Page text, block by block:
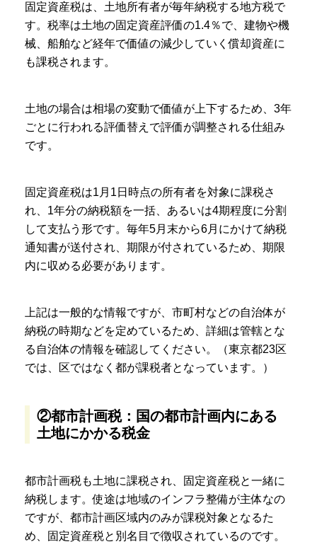
固定資産税は、土地所有者が毎年納税する地方税で
す。税率は土地の固定資産評価の1.4％で、建物や機
械、船舶など経年で価値の減少していく償却資産に
も課税されます。
土地の場合は相場の変動で価値が上下するため、3年
ごとに行われる評価替えで評価が調整される仕組み
です。
固定資産税は1月1日時点の所有者を対象に課税さ
れ、1年分の納税額を一括、あるいは4期程度に分割
して支払う形です。毎年5月末から6月にかけて納税
通知書が送付され、期限が付されているため、期限
内に収める必要があります。
上記は一般的な情報ですが、市町村などの自治体が
納税の時期などを定めているため、詳細は管轄とな
る自治体の情報を確認してください。（東京都23区
では、区ではなく都が課税者となっています。）
②都市計画税：国の都市計画内にある
土地にかかる税金
都市計画税も土地に課税され、固定資産税と一緒に
納税します。使途は地域のインフラ整備が主体なの
ですが、都市計画区域内のみが課税対象となるた
め、固定資産税と別名目で徴収されているのです。